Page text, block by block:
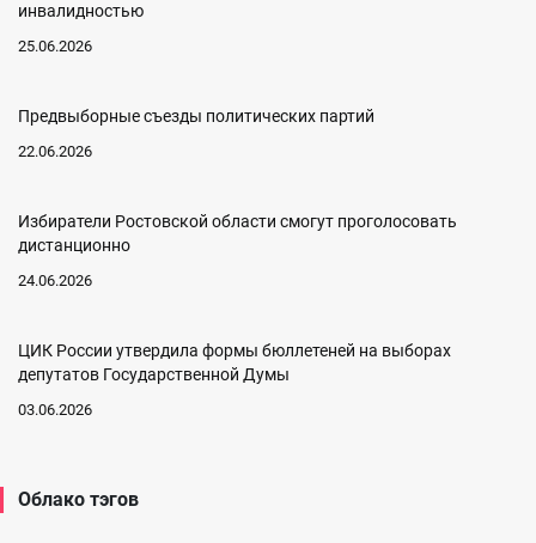
инвалидностью
25.06.2026
Предвыборные съезды политических партий
22.06.2026
Избиратели Ростовской области смогут проголосовать
дистанционно
24.06.2026
ЦИК России утвердила формы бюллетеней на выборах
депутатов Государственной Думы
03.06.2026
Облако тэгов